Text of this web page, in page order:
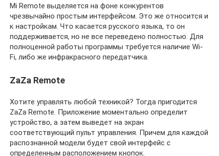
Mi Remote выделяется на фоне конкурентов
чрезвычайно простым интерфейсом. Это же относится и
к настройкам. Что касается русского языка, то он
поддерживается, но не все переведено полностью. Для
полноценной работы программы требуется наличие Wi-
Fi, либо же инфракрасного передатчика.
ZaZa Remote
Хотите управлять любой техникой? Тогда пригодится
ZaZa Remote. Приложение моментально определит
устройство, а затем выведет на экран
соответствующий пульт управления. Причем для каждой
распознанной модели будет свой интерфейс с
определенным расположением кнопок.